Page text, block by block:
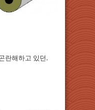
란해하고 있던.